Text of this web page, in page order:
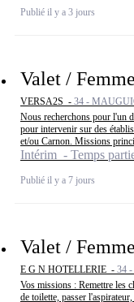
Publié il y a 3 jours
Valet /
VERSA2S - 34 -
Nous recherchons pour l'un
pour intervenir sur des
et/ou Carnon. Missions
Intérim - Temps
Publié il y a 7 jours
Valet /
E G N HOTELLERIE - 34
Vos missions : Remettre les
de toilette, passer